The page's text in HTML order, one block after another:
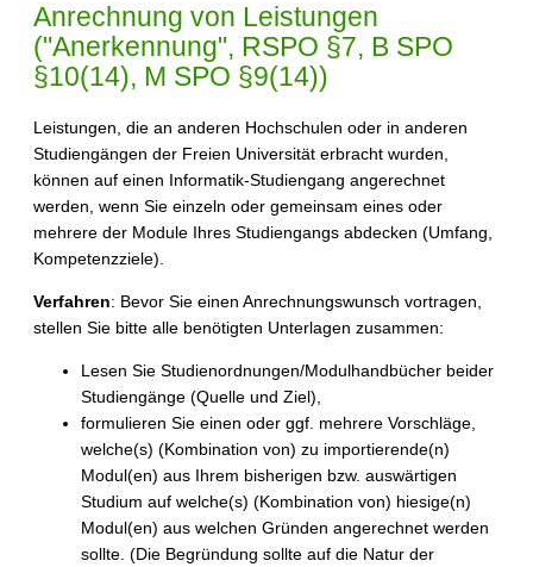
Anrechnung von Leistungen
("Anerkennung", RSPO §7, B SPO
§10(14), M SPO §9(14))
Leistungen, die an anderen Hochschulen oder in anderen
Studiengängen der Freien Universität erbracht wurden,
können auf einen Informatik-Studiengang angerechnet
werden, wenn Sie einzeln oder gemeinsam eines oder
mehrere der Module Ihres Studiengangs abdecken (Umfang,
Kompetenzziele).
Verfahren: Bevor Sie einen Anrechnungswunsch vortragen,
stellen Sie bitte alle benötigten Unterlagen zusammen:
Lesen Sie Studienordnungen/Modulhandbücher beider
Studiengänge (Quelle und Ziel),
formulieren Sie einen oder ggf. mehrere Vorschläge,
welche(s) (Kombination von) zu importierende(n)
Modul(en) aus Ihrem bisherigen bzw. auswärtigen
Studium auf welche(s) (Kombination von) hiesige(n)
Modul(en) aus welchen Gründen angerechnet werden
sollte. (Die Begründung sollte auf die Natur der